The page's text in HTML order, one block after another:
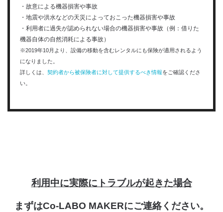
・故意による機器損害や事故
・地震や洪水などの天災によっておこった機器損害や事故
・利用者に過失が認められない場合の機器損害や事故（例：借りた
機器自体の自然消耗による事故）
※2019年10月より、設備の移動を含むレンタルにも保険が適用されるよう
になりました。
詳しくは、 契約者から被保険者に対して提供するべき情報をご確認くださ
い。
利用中に実際にトラブルが起きた場合
まずはCo-LABO MAKERにご連絡ください。